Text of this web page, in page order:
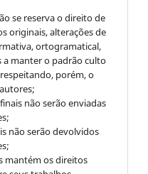
se reserva o direito de
originais, alterações de
ortogramatical,
a manter o padrão culto
porém, o
não serão enviadas
não serão devolvidos
mantém os direitos